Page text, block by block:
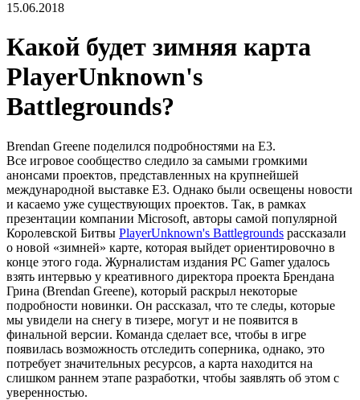
15.06.2018
Какой будет зимняя карта
PlayerUnknown's
Battlegrounds?
Brendan Greene поделился подробностями на Е3.
Все игровое сообщество следило за самыми громкими
анонсами проектов, представленных на крупнейшей
международной выставке Е3. Однако были освещены новости
и касаемо уже существующих проектов. Так, в рамках
презентации компании Microsoft, авторы самой популярной
Королевской Битвы PlayerUnknown's Battlegrounds рассказали
о новой «зимней» карте, которая выйдет ориентировочно в
конце этого года. Журналистам издания PC Gamer удалось
взять интервью у креативного директора проекта Брендана
Грина (Brendan Greene), который раскрыл некоторые
подробности новинки. Он рассказал, что те следы, которые
мы увидели на снегу в тизере, могут и не появится в
финальной версии. Команда сделает все, чтобы в игре
появилась возможность отследить соперника, однако, это
потребует значительных ресурсов, а карта находится на
слишком раннем этапе разработки, чтобы заявлять об этом с
уверенностью.